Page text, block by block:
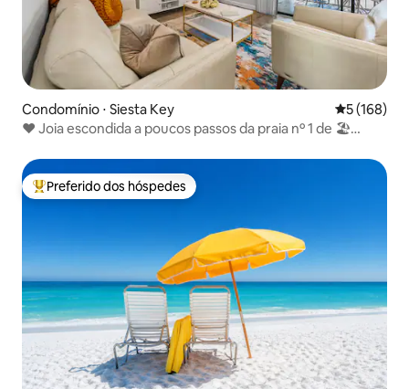
Condomínio ⋅ Siesta Key 5 de uma
5 (168)
❤️ Joia escondida a poucos passos da praia nº 1 de 🏖
Entre os melhores preferidos dos hóspedes
Preferido dos hóspedes